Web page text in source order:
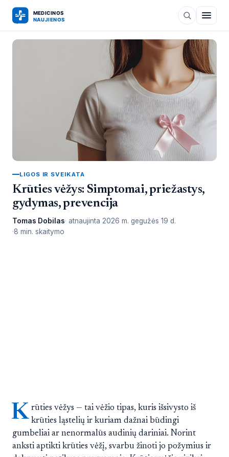
LIGOS IR SVEIKATA
Krūties vėžys: Simptomai, priežastys,
gydymas, prevencija
Tomas Dobilas atnaujinta 2026 m. gegužės 19 d.
8 min. skaitymo
K rūties vėžys — tai vėžio tipas, kuris išsivysto iš
krūties ląstelių ir kuriam dažnai būdingi
gumbeliai ar nenormalūs audinių dariniai. Norint
anksti aptikti krūties vėžį, svarbu žinoti jo požymius ir